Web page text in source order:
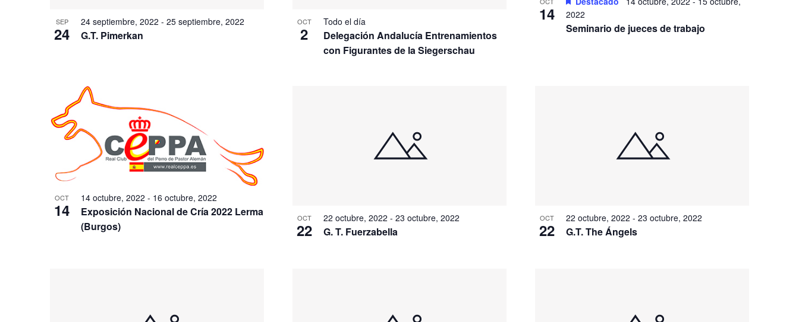
SEP
24
24 septiembre, 2022 - 25 septiembre, 2022
G.T. Pimerkan
OCT
2
Todo el día
Delegación Andalucía Entrenamientos
con Figurantes de la Siegerschau
14
2022
Seminario de jueces de trabajo
OCT
14
14 octubre, 2022 - 16 octubre, 2022
Exposición Nacional de Cría 2022 Lerma
(Burgos)
OCT
22
22 octubre, 2022 - 23 octubre, 2022
G. T. Fuerzabella
OCT
22
22 octubre, 2022 - 23 octubre, 2022
G.T. The Ángels